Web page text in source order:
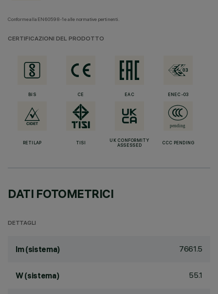
Conforme alla EN60598-1 e alle normative pertinenti.
CERTIFICAZIONI DEL PRODOTTO
BIS CE EAC ENEC-03
RETILAP TISI
UK CONFORMITY
ASSESSED
CCC PENDING
DATI FOTOMETRICI
DETTAGLI
lm (sistema) 7661.5
W (sistema) 55.1